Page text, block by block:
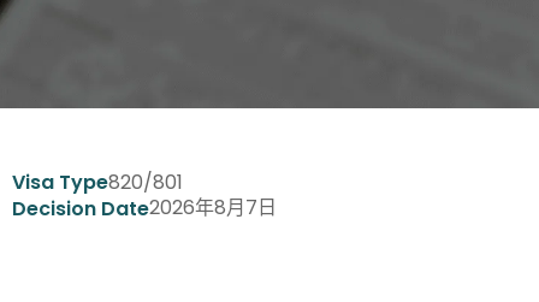
Visa Type820/801
Decision Date2026年8月7日